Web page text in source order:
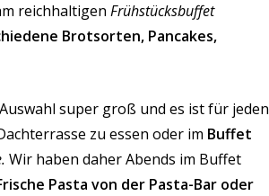
reichhaltigen Frühstücksbuffet
Brotsorten, Pancakes,
super groß und es ist für jeden
zu essen oder im Buffet
Wir haben daher Abends im Buffet
Pasta von der Pasta-Bar oder